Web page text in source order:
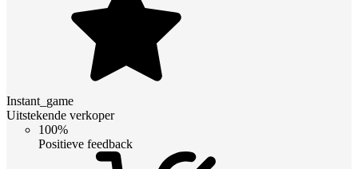
Instant_game
Uitstekende verkoper
100%
Positieve feedback